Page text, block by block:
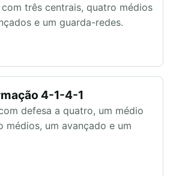
três centrais, quatro médios
e um guarda-redes.
4-1-4-1
defesa a quatro, um médio
médios, um avançado e um